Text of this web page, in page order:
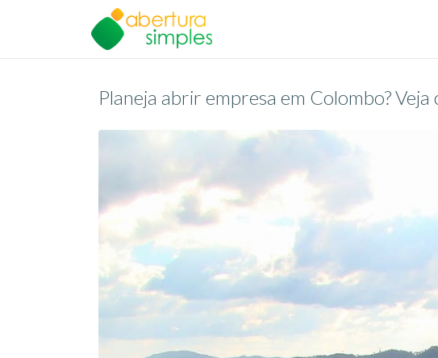
Planeja abrir empresa em Colombo?